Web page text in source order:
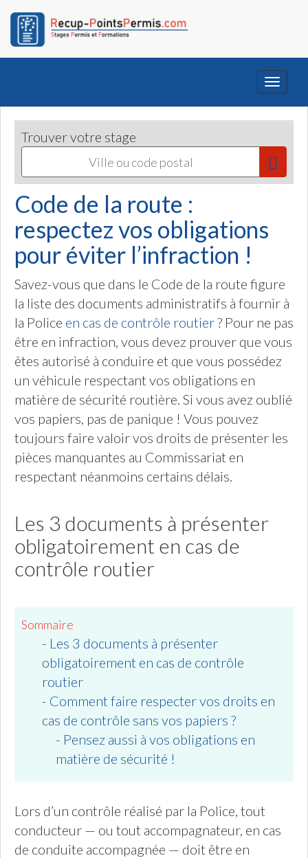
Toggle
Trouver votre stage
Code de la route :
respectez vos obligations
pour éviter l’infraction !
Savez-vous que dans le Code de la route figure
la liste des documents administratifs à fournir à
la Police en cas de contrôle routier? Pour ne pas
être en infraction, vous devez prouver que vous
êtes autorisé à conduire et que vous possédez
un véhicule respectant vos obligations en
matière de sécurité routière. Si vous avez oublié
vos papiers, pas de panique ! Vous pouvez
toujours faire valoir vos droits de présenter les
pièces manquantes au Commissariat en
respectant néanmoins certains délais.
Les 3 documents à présenter
obligatoirement en cas de
contrôle routier
Sommaire
- Les 3 documents à présenter
obligatoirement en cas de contrôle
routier
- Comment faire respecter vos droits en
cas de contrôle sans vos papiers ?
- Pensez aussi à vos obligations en
matière de sécurité !
Lors d’un contrôle réalisé par la Police, tout
conducteur — ou tout accompagnateur, en cas
de conduite accompagnée — doit être en